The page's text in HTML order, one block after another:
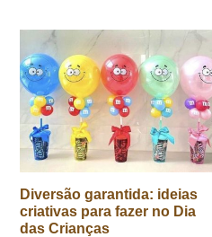
Diversão garantida: ideias
criativas para fazer no Dia
das Crianças